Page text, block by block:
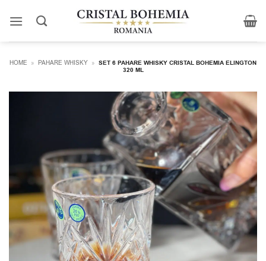
HOME » PAHARE WHISKY » SET 6 PAHARE WHISKY CRISTAL BOHEMIA ELINGTON
320 ML